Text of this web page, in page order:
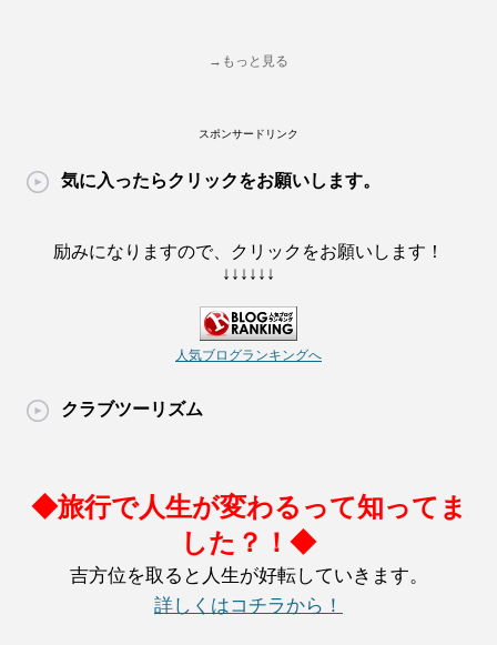
→もっと見る
スポンサードリンク
気に入ったらクリックをお願いします。
励みになりますので、クリックをお願いします！
↓↓↓↓↓↓
人気ブログランキングへ
クラブツーリズム
◆旅行で人生が変わるって知ってま
した？！◆
吉方位を取ると人生が好転していきます。
詳しくはコチラから！